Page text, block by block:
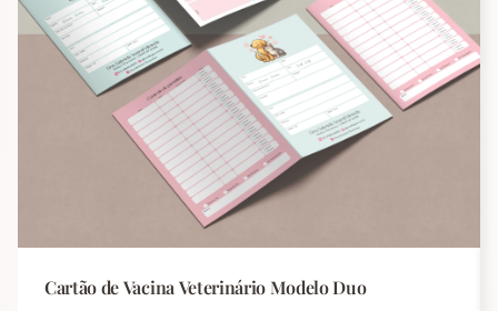
Cartão de Vacina Veterinário Modelo Duo